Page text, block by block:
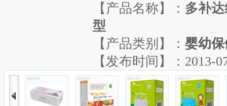
【产品名称】： 多补
型
【产品类别】： 婴幼
【发布时间】：2013-